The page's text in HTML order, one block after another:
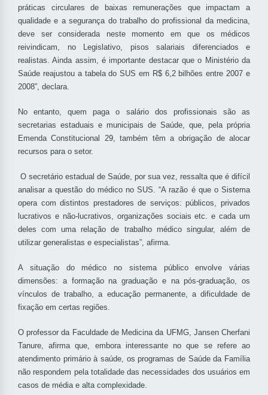
práticas circulares de baixas remunerações que impactam a
qualidade e a segurança do trabalho do profissional da medicina,
deve ser considerada neste momento em que os médicos
reivindicam, no Legislativo, pisos salariais diferenciados e
realistas. Ainda assim, é importante destacar que o Ministério da
Saúde reajustou a tabela do SUS em R$ 6,2 bilhões entre 2007 e
2008”, declara.
No entanto, quem paga o salário dos profissionais são as
secretarias estaduais e municipais de Saúde, que, pela própria
Emenda Constitucional 29, também têm a obrigação de alocar
recursos para o setor.
O secretário estadual de Saúde, por sua vez, ressalta que é difícil
analisar a questão do médico no SUS. “A razão é que o Sistema
opera com distintos prestadores de serviços: públicos, privados
lucrativos e não-lucrativos, organizações sociais etc. e cada um
deles com uma relação de trabalho médico singular, além de
utilizar generalistas e especialistas”, afirma.
A situação do médico no sistema público envolve várias
dimensões: a formação na graduação e na pós-graduação, os
vínculos de trabalho, a educação permanente, a dificuldade de
fixação em certas regiões.
O professor da Faculdade de Medicina da UFMG, Jansen Cherfani
Tanure, afirma que, embora interessante no que se refere ao
atendimento primário à saúde, os programas de Saúde da Família
não respondem pela totalidade das necessidades dos usuários em
casos de média e alta complexidade.